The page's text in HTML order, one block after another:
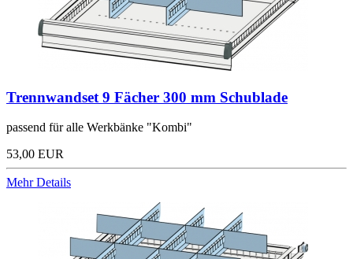
Trennwandset 9 Fächer 300 mm Schublade
passend für alle Werkbänke "Kombi"
53,00 EUR
Mehr Details